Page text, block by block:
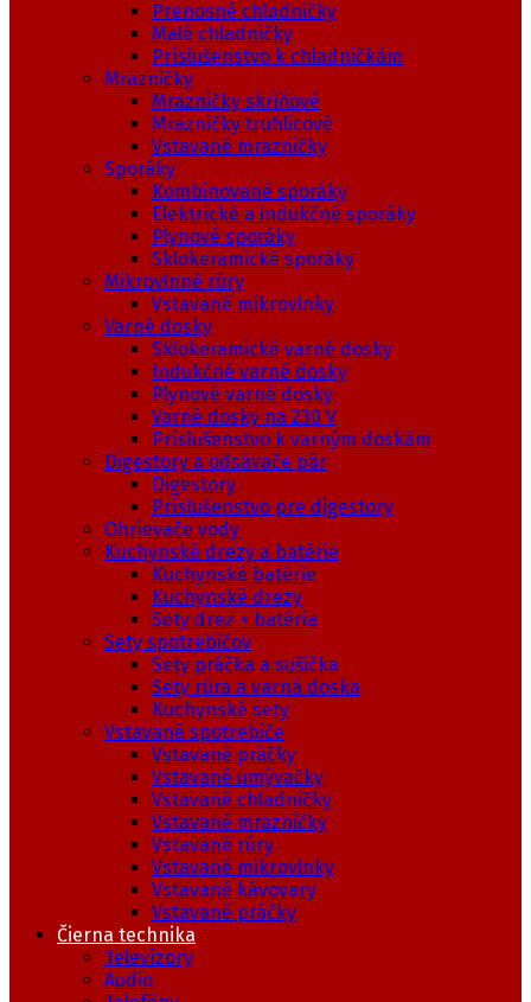
Prenosné chladničky
Malé chladničky
Príslušenstvo k chladničkám
Mrazničky
Mrazničky skriňové
Mrazničky truhlicové
Vstavané mrazničky
Sporáky
Kombinované sporáky
Elektrické a indukčné sporáky
Plynové sporáky
Sklokeramické sporáky
Mikrovlnné rúry
Vstavané mikrovlnky
Varné dosky
Sklokeramické varné dosky
Indukčné varné dosky
Plynové varné dosky
Varné dosky na 230 V
Príslušenstvo k varným doskám
Digestory a odsávače pár
Digestory
Príslušenstvo pre digestory
Ohrievače vody
Kuchynské drezy a batérie
Kuchynské batérie
Kuchynské drezy
Sety drez + batéria
Sety spotrebičov
Sety práčka a sušička
Sety rúra a varná doska
Kuchynské sety
Vstavané spotrebiče
Vstavané práčky
Vstavané umývačky
Vstavané chladničky
Vstavané mrazničky
Vstavané rúry
Vstavané mikrovlnky
Vstavané kávovary
Vstavané práčky
Čierna technika
Televízory
Audio